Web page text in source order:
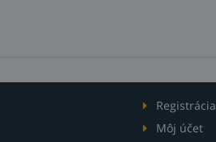
Registrácia
Môj účet